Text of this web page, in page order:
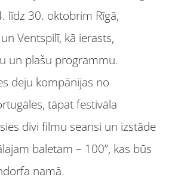
līdz 30. oktobrim Rīgā,
Ventspilī, kā ierasts,
un plašu programmu.
deju kompānijas no
tāpat festivāla
divi filmu seansi un izstāde
baletam – 100”, kas būs
namā.